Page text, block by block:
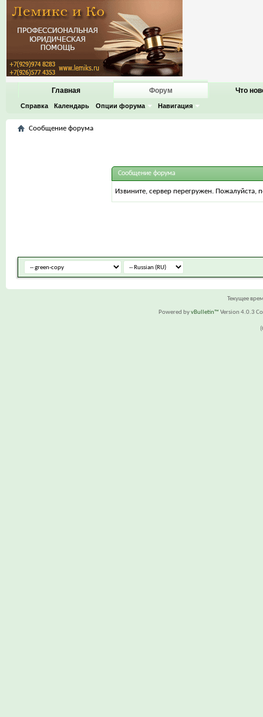
Главная Форум
Справка Календарь Опции форума Навигация
Что
Сообщение форума
Сообщение форума
Извините, сервер перегружен. Пожалуйста,
Текущее
Powered byvBulletin™ Version 4.0.3